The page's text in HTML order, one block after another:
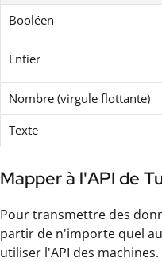
Booléen
Entier
Nombre (virgule flottante)
Texte
Mapper à l'API de
Pour transmettre des
partir de n'importe quel
utiliser l'API des machines.